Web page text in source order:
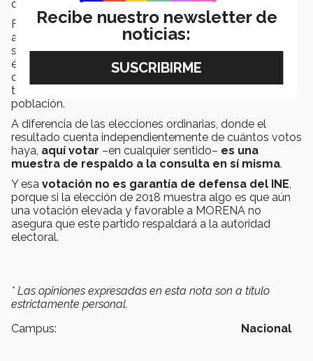
que anular.
Finalmente, la opción más razonable para quien no
apoya al presidente –en mi opinión– es la de
simplemente no votar, teniendo en mente que han sido
él y su gobierno quienes han impulsado la consulta y
quienes querrán utilizarla como muestra de que siguen
teniendo mayoría en un amplio segmento de la
población.
A diferencia de las elecciones ordinarias, donde el
resultado cuenta independientemente de cuántos votos
haya, aquí votar –en cualquier sentido– es una
muestra de respaldo a la consulta en sí misma.
Y esa votación no es garantía de defensa del INE
porque si la elección de 2018 muestra algo es que aún
una votación elevada y favorable a MORENA no
asegura que este partido respaldará a la autoridad
electoral.
* Las opiniones expresadas en esta nota son a título
estrictamente personal.
Campus:
Nacional
Recibe nuestro newsletter de
noticias: